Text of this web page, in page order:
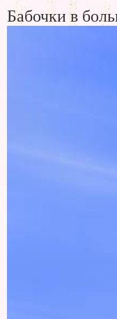
Бабочки в